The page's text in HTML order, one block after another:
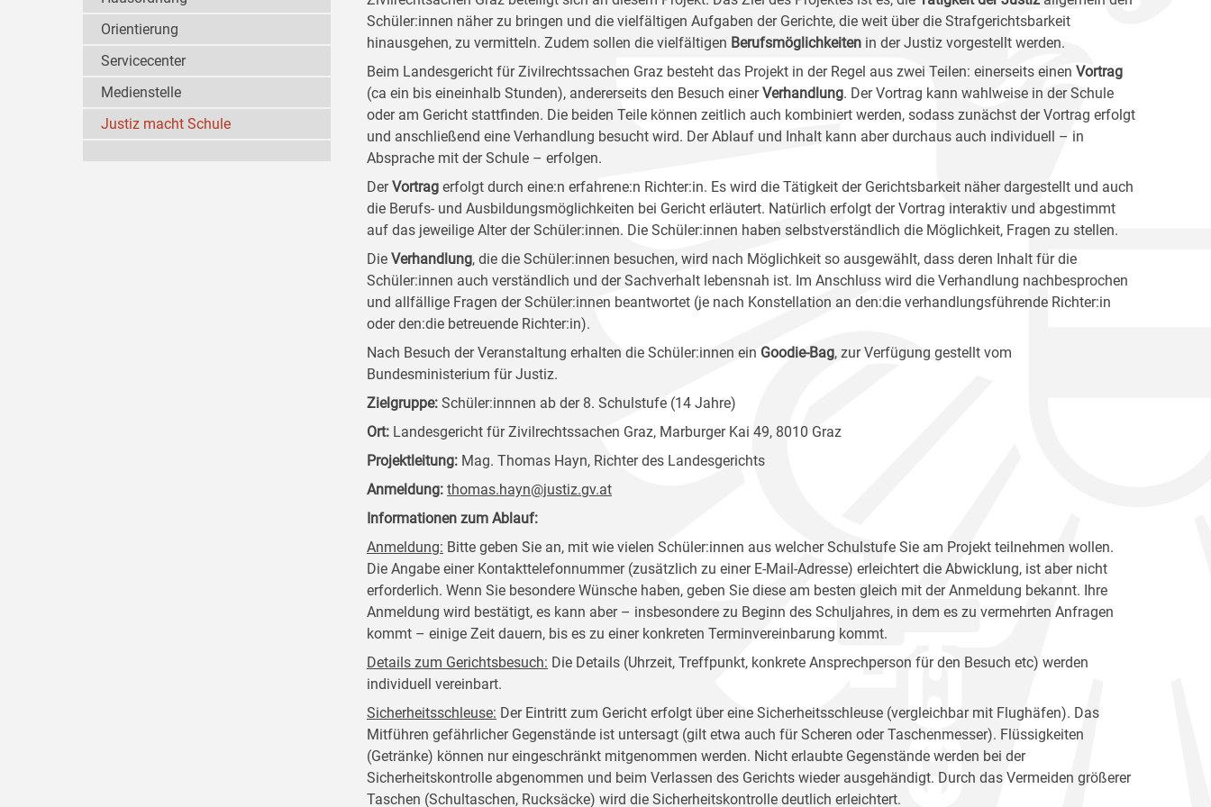
Schüler:innen näher zu bringen und die vielfältigen Aufgaben der Gerichte, die weit über die Strafgerichtsbarkeit
hinausgehen, zu vermitteln. Zudem sollen die vielfältigen Berufsmöglichkeiten in der Justiz vorgestellt werden.
Beim Landesgericht für Zivilrechtssachen Graz besteht das Projekt in der Regel aus zwei Teilen: einerseits einen Vortrag
(ca ein bis eineinhalb Stunden), andererseits den Besuch einerVerhandlung. Der Vortrag kann wahlweise in der Schule
oder am Gericht stattfinden. Die beiden Teile können zeitlich auch kombiniert werden, sodass zunächst der Vortrag erfolgt
und anschließend eine Verhandlung besucht wird. Der Ablauf und Inhalt kann aber durchaus auch individuell – in
Absprache mit der Schule – erfolgen.
DerVortrag erfolgt durch eine:n erfahrene:n Richter:in. Es wird die Tätigkeit der Gerichtsbarkeit näher dargestellt und auch
die Berufs- und Ausbildungsmöglichkeiten bei Gericht erläutert. Natürlich erfolgt der Vortrag interaktiv und abgestimmt
auf das jeweilige Alter der Schüler:innen. Die Schüler:innen haben selbstverständlich die Möglichkeit, Fragen zu stellen.
Die Verhandlung, die die Schüler:innen besuchen, wird nach Möglichkeit so ausgewählt, dass deren Inhalt für die
Schüler:innen auch verständlich und der Sachverhalt lebensnah ist. Im Anschluss wird die Verhandlung nachbesprochen
und allfällige Fragen der Schüler:innen beantwortet (je nach Konstellation an den:die verhandlungsführende Richter:in
oder den:die betreuende Richter:in).
Nach Besuch der Veranstaltung erhalten die Schüler:innen ein Goodie-Bag, zur Verfügung gestellt vom
Bundesministerium für Justiz.
Zielgruppe: Schüler:innnen ab der 8. Schulstufe (14 Jahre)
Ort: Landesgericht für Zivilrechtssachen Graz, Marburger Kai 49, 8010 Graz
Projektleitung: Mag. Thomas Hayn, Richter des Landesgerichts
Anmeldung: thomas.hayn@justiz.gv.at
Informationen zum Ablauf:
Anmeldung: Bitte geben Sie an, mit wie vielen Schüler:innen aus welcher Schulstufe Sie am Projekt teilnehmen wollen.
Die Angabe einer Kontakttelefonnummer (zusätzlich zu einer E-Mail-Adresse) erleichtert die Abwicklung, ist aber nicht
erforderlich. Wenn Sie besondere Wünsche haben, geben Sie diese am besten gleich mit der Anmeldung bekannt. Ihre
Anmeldung wird bestätigt, es kann aber – insbesondere zu Beginn des Schuljahres, in dem es zu vermehrten Anfragen
kommt – einige Zeit dauern, bis es zu einer konkreten Terminvereinbarung kommt.
Details zum Gerichtsbesuch: Die Details (Uhrzeit, Treffpunkt, konkrete Ansprechperson für den Besuch etc) werden
individuell vereinbart.
Sicherheitsschleuse: Der Eintritt zum Gericht erfolgt über eine Sicherheitsschleuse (vergleichbar mit Flughäfen). Das
Mitführen gefährlicher Gegenstände ist untersagt (gilt etwa auch für Scheren oder Taschenmesser). Flüssigkeiten
(Getränke) können nur eingeschränkt mitgenommen werden. Nicht erlaubte Gegenstände werden bei der
Sicherheitskontrolle abgenommen und beim Verlassen des Gerichts wieder ausgehändigt. Durch das Vermeiden größerer
Taschen (Schultaschen, Rucksäcke) wird die Sicherheitskontrolle deutlich erleichtert.
Orientierung
Servicecenter
Medienstelle
Justiz macht Schule